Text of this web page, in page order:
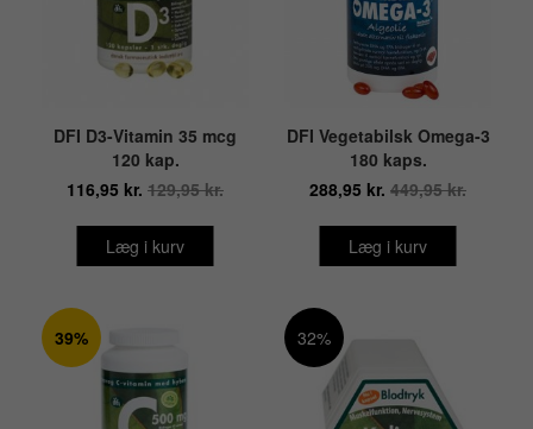
DFI D3-Vitamin 35 mcg
120 kap.
116,95 kr. 129,95 kr.
Læg i kurv
DFI Vegetabilsk Omega-3
180 kaps.
288,95 kr. 449,95 kr.
Læg i kurv
39% 32%